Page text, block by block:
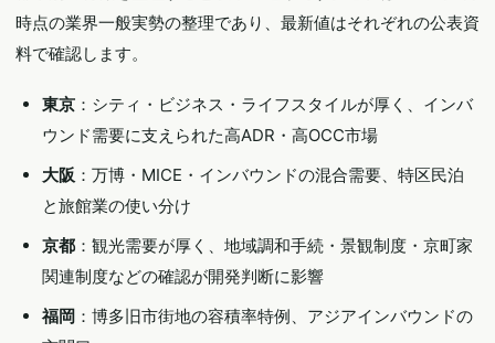
時点の業界一般実勢の整理であり、最新値はそれぞれの公表資
料で確認します。
東京 ：シティ・ビジネス・ライフスタイルが厚く、インバ
ウンド需要に支えられた高ADR・高OCC市場
大阪 ：万博・MICE・インバウンドの混合需要、特区民泊
と旅館業の使い分け
京都 ：観光需要が厚く、地域調和手続・景観制度・京町家
関連制度などの確認が開発判断に影響
福岡 ：博多旧市街地の容積率特例、アジアインバウンドの